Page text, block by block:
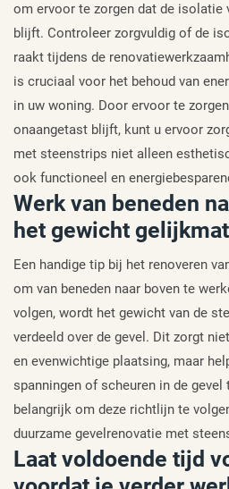
om ervoor te zorgen dat de isolatie
blijft. Controleer zorgvuldig of de
raakt tijdens de
is cruciaal voor het behoud van
in uw woning. Door ervoor te
onaangetast blijft, kunt u ervoor
met steenstrips niet alleen
ook functioneel en
Werk van beneden
het gewicht
Een handige tip bij het renoveren
om van beneden naar boven te
volgen, wordt het gewicht van de
verdeeld over de gevel. Dit zorgt
en evenwichtige plaatsing, maar
spanningen of scheuren in de
belangrijk om deze richtlijn te
duurzame gevelrenovatie met
Laat voldoende tijd